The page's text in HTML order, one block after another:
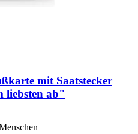
mit Saatstecker
liebsten ab"